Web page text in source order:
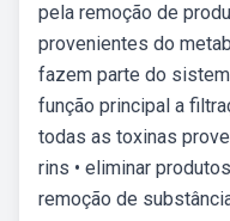
pela remoção de
provenientes do
fazem parte do
função principal a
todas as toxinas
rins • eliminar
remoção de